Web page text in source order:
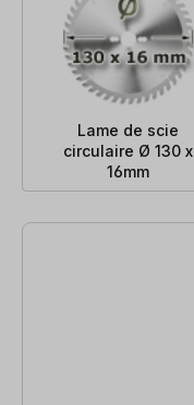
Lame de scie
circulaire Ø 130 x
16mm
113 articles trouvés